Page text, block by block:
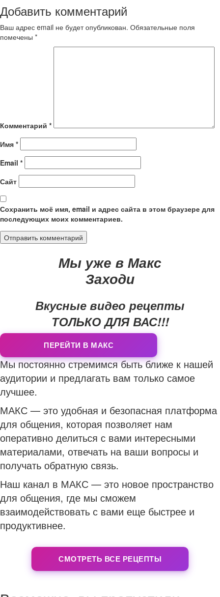
Добавить комментарий
Ваш адрес email не будет опубликован. Обязательные поля
помечены *
Комментарий *
Имя *
Email *
Сайт
Сохранить моё имя, email и адрес сайта в этом браузере для
последующих моих комментариев.
Мы уже в Макс
Заходи
Вкусные видео рецепты
ТОЛЬКО ДЛЯ ВАС!!!
ПЕРЕЙТИ В МАКС
Мы постоянно стремимся быть ближе к нашей
аудитории и предлагать вам только самое
лучшее.
МАКС — это удобная и безопасная платформа
для общения, которая позволяет нам
оперативно делиться с вами интересными
материалами, отвечать на ваши вопросы и
получать обратную связь.
Наш канал в МАКС — это новое пространство
для общения, где мы сможем
взаимодействовать с вами еще быстрее и
продуктивнее.
СМОТРЕТЬ ВСЕ РЕЦЕПТЫ